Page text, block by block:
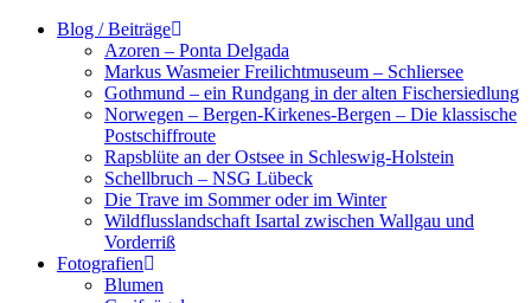
Zum
Blog / Beiträge
Azoren – Ponta Delgada
Markus Wasmeier Freilichtmuseum – Schliersee
Gothmund – ein Rundgang in der alten Fischersiedlung
Norwegen – Bergen-Kirkenes-Bergen – Die klassische
Postschiffroute
Rapsblüte an der Ostsee in Schleswig-Holstein
Schellbruch – NSG Lübeck
Die Trave im Sommer oder im Winter
Wildflusslandschaft Isartal zwischen Wallgau und
Vorderriß
Fotografien
Blumen